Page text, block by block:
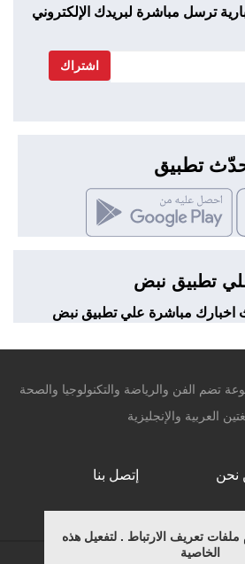
ترسل مباشرة لبريدك الإلكتروني
اشتراك
تطبيق
علي تطبيق نبض
اخبارك مباشرة علي تطبيق نبض
تعريف الارتباط . لتفعيل هذه
الخاصية
تضم الفن والرياضة والتكنولوجيا والصحة
العربية والإنجليزية
نحن إتصل بنا